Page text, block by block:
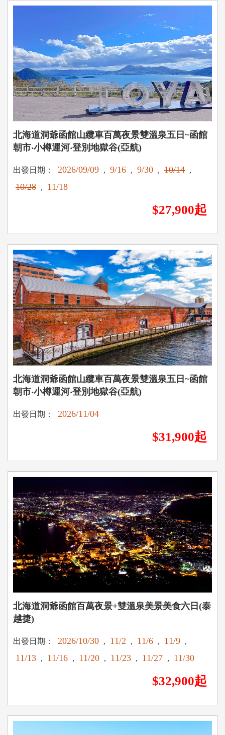
北海道洞爺函館山纜車百萬夜景雙溫泉五日~函館
朝市‧小樽運河‧登別地獄谷(亞航)
出發日期： 2026/09/09 , 9/16 , 9/30 , 10/14 ,
10/28 , 11/18
$27,900起
北海道洞爺函館山纜車百萬夜景雙溫泉五日~函館
朝市‧小樽運河‧登別地獄谷(亞航)
出發日期： 2026/11/04
$31,900起
北海道洞爺函館百萬夜景+雙溫泉美景美食六日(泰
越捷)
出發日期： 2026/10/30 , 11/2 , 11/6 , 11/9 ,
11/13 , 11/16 , 11/20 , 11/23 , 11/27 , 11/30
$32,900起